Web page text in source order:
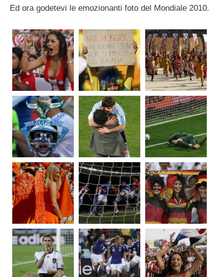
Ed ora godetevi le emozionanti foto del Mondiale 2010.